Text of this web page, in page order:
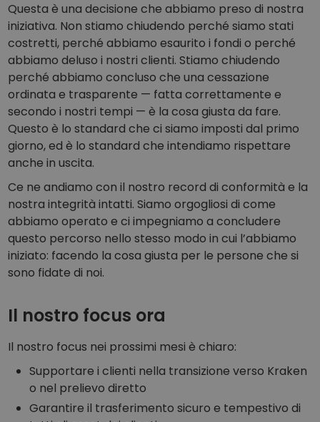
Questa è una decisione che abbiamo preso di nostra
iniziativa. Non stiamo chiudendo perché siamo stati
costretti, perché abbiamo esaurito i fondi o perché
abbiamo deluso i nostri clienti. Stiamo chiudendo
perché abbiamo concluso che una cessazione
ordinata e trasparente — fatta correttamente e
secondo i nostri tempi — è la cosa giusta da fare.
Questo è lo standard che ci siamo imposti dal primo
giorno, ed è lo standard che intendiamo rispettare
anche in uscita.
Ce ne andiamo con il nostro record di conformità e la
nostra integrità intatti. Siamo orgogliosi di come
abbiamo operato e ci impegniamo a concludere
questo percorso nello stesso modo in cui l’abbiamo
iniziato: facendo la cosa giusta per le persone che si
sono fidate di noi.
Il nostro focus ora
Il nostro focus nei prossimi mesi è chiaro:
Supportare i clienti nella transizione verso Kraken
o nel prelievo diretto
Garantire il trasferimento sicuro e tempestivo di